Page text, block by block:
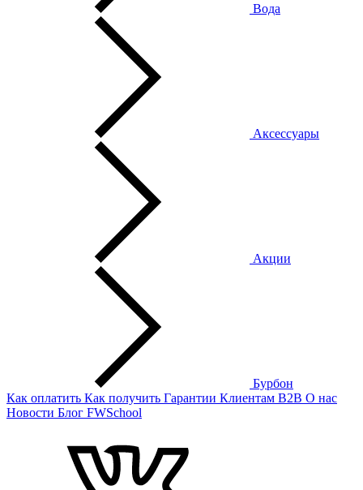
Вода
Аксессуары
Акции
Бурбон
Как оплатить Как получить Гарантии Клиентам B2B О нас
Новости Блог FWSchool